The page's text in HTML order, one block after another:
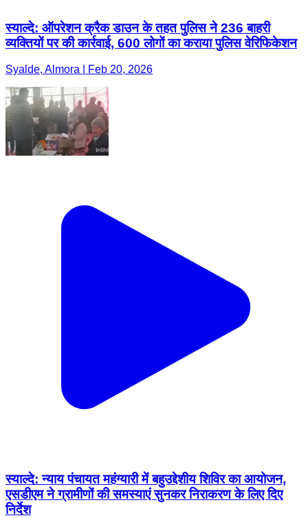
स्याल्दे: ऑपरेशन क्रैक डाउन के तहत पुलिस ने 236 बाहरी
व्यक्तियों पर की कार्रवाई, 600 लोगों का कराया पुलिस वेरिफिकेशन
Syalde, Almora | Feb 20, 2026
स्याल्दे: न्याय पंचायत महंग्यारी में बहुउद्देशीय शिविर का आयोजन,
एसडीएम ने ग्रामीणों की समस्याएं सुनकर निराकरण के लिए दिए
निर्देश